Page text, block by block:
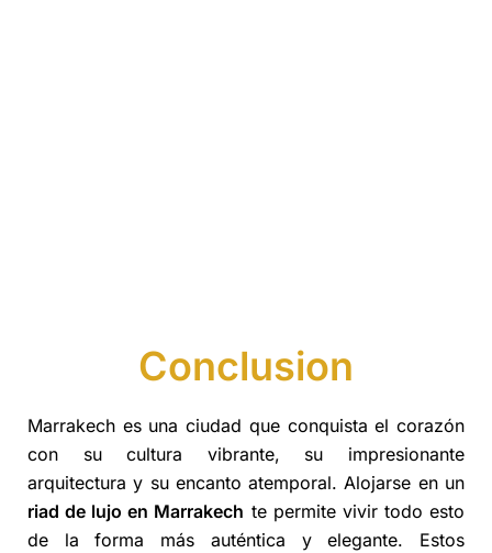
Conclusion
Marrakech es una ciudad que conquista el corazón
con su cultura vibrante, su impresionante
arquitectura y su encanto atemporal. Alojarse en un
riad de lujo en Marrakech te permite vivir todo esto
de la forma más auténtica y elegante. Estos